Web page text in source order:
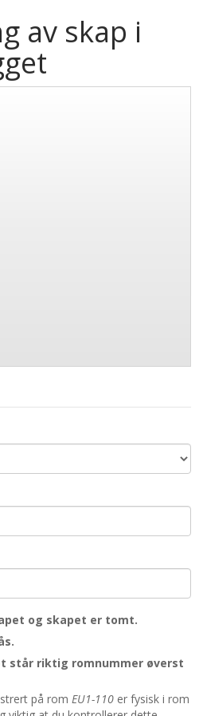
av skap i
og skapet er tomt.
på rom EU1-110 er fysisk i rom